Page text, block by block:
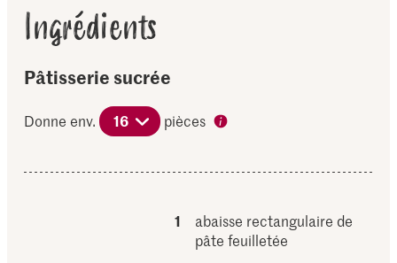
Ingrédients
Pâtisserie sucrée
Donne env. 16 pièces
1
abaisse rectangulaire de
pâte feuilletée